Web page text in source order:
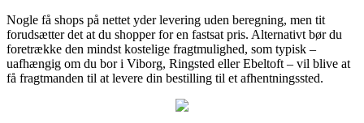
Nogle få shops på nettet yder levering uden beregning, men tit
forudsætter det at du shopper for en fastsat pris. Alternativt bør du
foretrække den mindst kostelige fragtmulighed, som typisk –
uafhængig om du bor i Viborg, Ringsted eller Ebeltoft – vil blive at
få fragtmanden til at levere din bestilling til et afhentningssted.